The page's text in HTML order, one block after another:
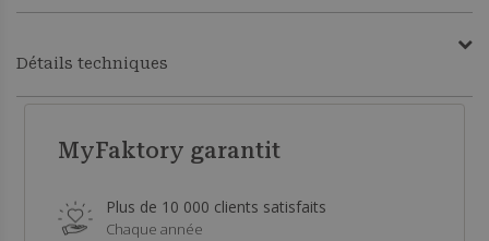
Détails techniques
MyFaktory garantit
Plus de 10 000 clients satisfaits
Chaque année